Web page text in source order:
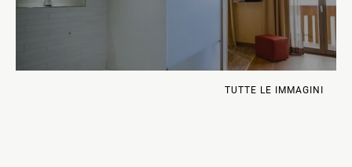
TUTTE LE IMMAGINI